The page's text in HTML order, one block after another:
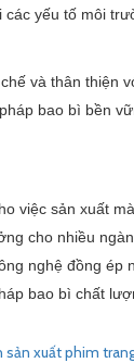
yếu tố môi
và thân thiện
bao bì bền
việc sản xuất
cho nhiều
nghệ đồng ép
bao bì chất
xuất phim trang